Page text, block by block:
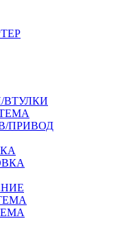
ПРИВОД